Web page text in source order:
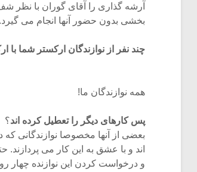
آرشه گذاری را آقای گوران با نظر
بخشی بدون حضور آنها انجام می گیرد.
چند نفر از نوازندگان ارکستر شما با
همه نوازندگان ما!
پس کارهای دیگر را تعطیل کرده اند؟
بعضی از آنها مخصوصا نوازندگانی که
اند و با عشق به این کار می
و درخواست کردن این نوازنده چهار